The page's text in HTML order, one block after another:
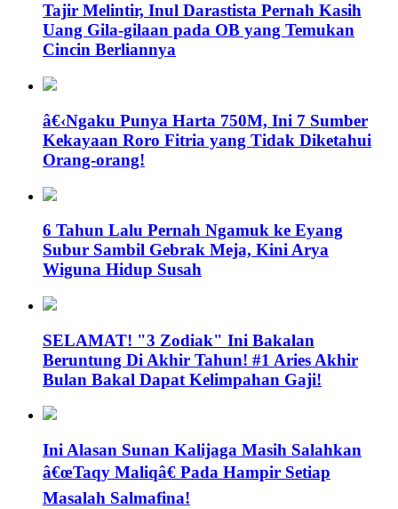
Tajir Melintir, Inul Darastista Pernah Kasih
Uang Gila-gilaan pada OB yang Temukan
Cincin Berliannya
â€‹Ngaku Punya Harta 750M, Ini 7 Sumber
Kekayaan Roro Fitria yang Tidak Diketahui
Orang-orang!
6 Tahun Lalu Pernah Ngamuk ke Eyang
Subur Sambil Gebrak Meja, Kini Arya
Wiguna Hidup Susah
SELAMAT! "3 Zodiak" Ini Bakalan
Beruntung Di Akhir Tahun! #1 Aries Akhir
Bulan Bakal Dapat Kelimpahan Gaji!
Ini Alasan Sunan Kalijaga Masih Salahkan
â€œTaqy Maliqâ€ Pada Hampir Setiap
Masalah Salmafina!